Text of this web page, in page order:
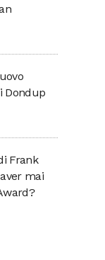
Dondup
Frank
mai